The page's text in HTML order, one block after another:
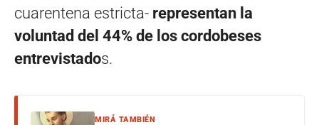
cuarentena estricta- representan la
voluntad del 44% de los cordobeses
entrevistados.
MIRÁ TAMBIÉN